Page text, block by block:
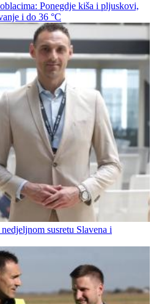
Ponegdje kiša i pljuskovi,
i do 36 °C
susretu Slavena i